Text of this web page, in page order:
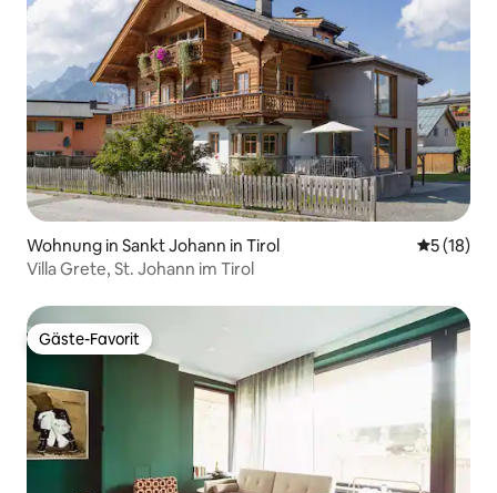
Wohnung in Sankt Johann in Tirol
5 (18)
Villa Grete, St. Johann im Tirol
Gäste-Favorit
Gäste-Favorit